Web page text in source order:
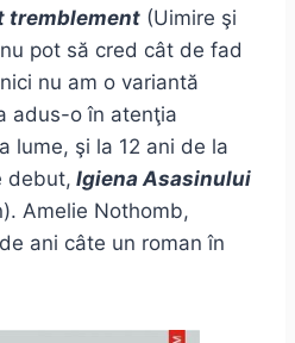
tremblement (Uimire şi
pot să cred cât de fad
nu am o variantă
adus-o în atenţia
lume, şi la 12 ani de la
debut, Igiena Asasinului
Amelie Nothomb,
ani câte un roman în